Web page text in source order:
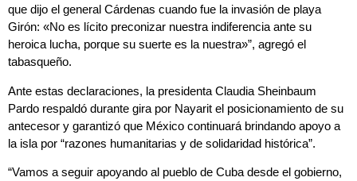
que dijo el general Cárdenas cuando fue la invasión de playa
Girón: «No es lícito preconizar nuestra indiferencia ante su
heroica lucha, porque su suerte es la nuestra»”, agregó el
tabasqueño.
Ante estas declaraciones, la presidenta Claudia Sheinbaum
Pardo respaldó durante gira por Nayarit el posicionamiento de su
antecesor y garantizó que México continuará brindando apoyo a
la isla por “razones humanitarias y de solidaridad histórica”.
“Vamos a seguir apoyando al pueblo de Cuba desde el gobierno,